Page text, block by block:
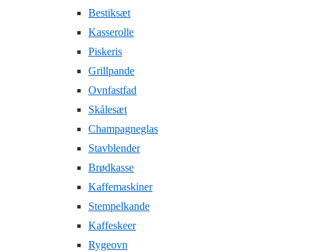
Bestiksæt
Kasserolle
Piskeris
Grillpande
Ovnfastfad
Skålesæt
Champagneglas
Stavblender
Brødkasse
Kaffemaskiner
Stempelkande
Kaffeskeer
Rygeovn